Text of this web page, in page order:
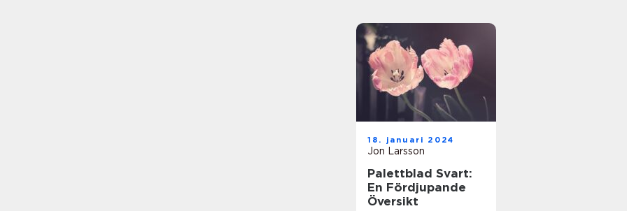
18. januari 2024
Jon Larsson
Palettblad Svart:
En Fördjupande
Översikt